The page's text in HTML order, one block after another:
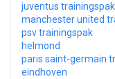
juventus trainingspak
manchester united
psv trainingspak
helmond
paris saint-germain
eindhoven